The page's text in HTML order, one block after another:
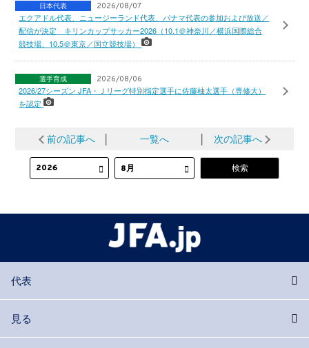
日本代表 2026/08/07
エクアドル代表、ニュージーランド代表、パナマ代表の参加および放送／
配信が決定 キリンカップサッカー2026（10.1＠神奈川／横浜国際総合
競技場、10.5＠東京／国立競技場）
選手育成 2026/08/06
2026/27シーズン JFA・Ｊリーグ特別指定選手に佐藤柚太選手（専修大）
を認定
前の記事へ 一覧へ 次の記事へ
代表
見る